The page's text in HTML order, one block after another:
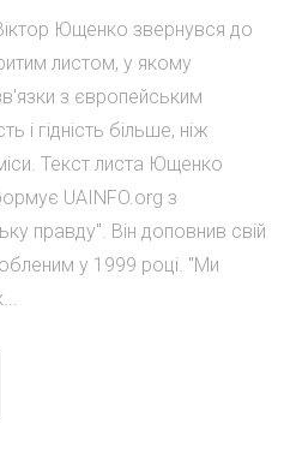
Ющенко звернувся до
листом, у якому
з європейським
і гідність більше, ніж
Текст листа Ющенко
UAINFO.org з
правду". Він доповнив свій
у 1999 році. "Ми